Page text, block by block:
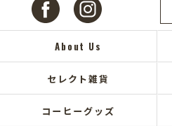
About Us
セレクト雑貨
コーヒーグッズ